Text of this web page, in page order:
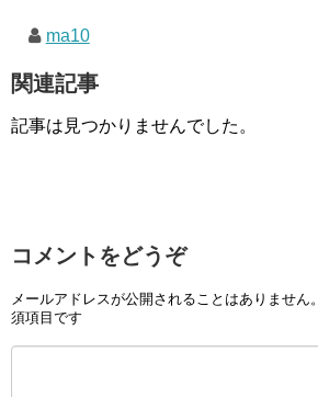
ma10
関連記事
記事は見つかりませんでした。
コメントをどうぞ
メールアドレスが公開されることはありません。
須項目です